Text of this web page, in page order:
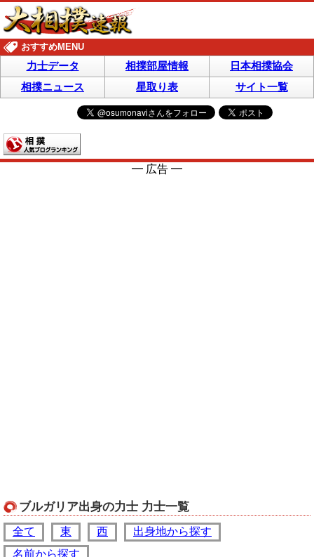
おすすめMENU
力士データ 相撲部屋情報
日本相撲協会
相撲ニュース
星取り表 サイト一覧
━ 広告 ━
ブルガリア出身の力士 力士一覧
全て 東 西
出身地から探す
名前から探す